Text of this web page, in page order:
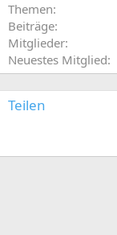
Themen
Beiträge
Mitglieder
Neuestes Mitglied
Teilen